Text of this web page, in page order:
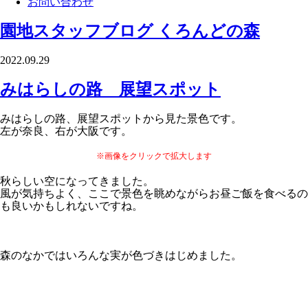
園地スタッフブログ くろんどの森
2022.09.29
みはらしの路 展望スポット
みはらしの路、展望スポットから見た景色です。
左が奈良、右が大阪です。
※画像をクリックで拡大します
秋らしい空になってきました。
風が気持ちよく、ここで景色を眺めながらお昼ご飯を食べるの
も良いかもしれないですね。
森のなかではいろんな実が色づきはじめました。